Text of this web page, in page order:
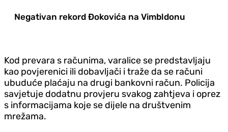
Negativan rekord Đokovića na Vimbldonu
Kod prevara s računima, varalice se predstavljaju
kao povjerenici ili dobavljači i traže da se računi
ubuduće plaćaju na drugi bankovni račun. Policija
savjetuje dodatnu provjeru svakog zahtjeva i oprez
s informacijama koje se dijele na društvenim
mrežama.